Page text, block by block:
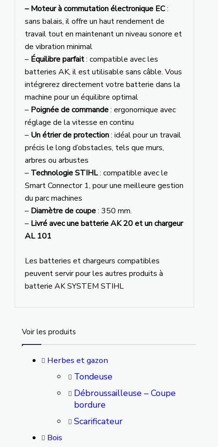
– Moteur à commutation électronique EC:
sans balais, il offre un haut rendement de
travail tout en maintenant un niveau sonore et
de vibration minimal
– Équilibre parfait: compatible avec les
batteries AK, il est utilisable sans câble. Vous
intégrerez directement votre batterie dans la
machine pour un équilibre optimal
– Poignée de commande: ergonomique avec
réglage de la vitesse en continu
– Un étrier de protection: idéal pour un travail
précis le long d’obstacles, tels que murs,
arbres ou arbustes
– Technologie STIHL: compatible avec le
Smart Connector 1, pour une meilleure gestion
du parc machines
– Diamètre de coupe: 350 mm.
– Livré avec une batterie AK 20 et un chargeur
AL 101
Les batteries et chargeurs compatibles
peuvent servir pour les autres produits à
batterie AK SYSTEM STIHL
Voir les produits
Herbes et gazon
Tondeuse
Débroussailleuse – Coupe
bordure
Scarificateur
Bois